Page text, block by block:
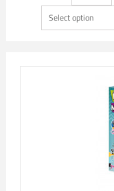
Select option